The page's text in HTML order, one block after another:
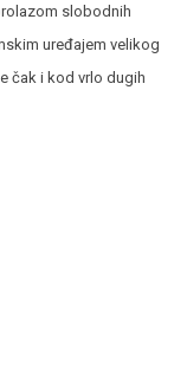
slobodnih
uređajem velikog
čak i kod vrlo dugih